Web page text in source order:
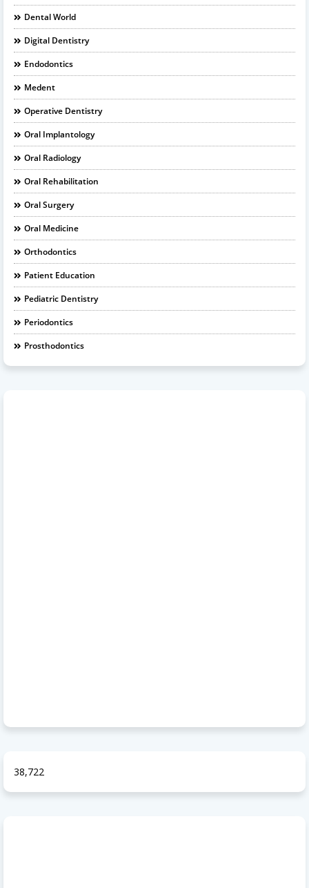
Dental World
Digital Dentistry
Endodontics
Medent
Operative Dentistry
Oral Implantology
Oral Radiology
Oral Rehabilitation
Oral Surgery
Oral Medicine
Orthodontics
Patient Education
Pediatric Dentistry
Periodontics
Prosthodontics
38,722